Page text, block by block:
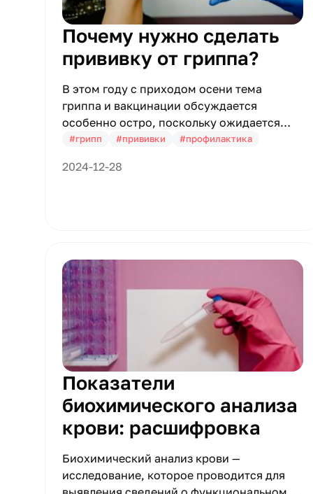
Почему нужно сделать
прививку от гриппа?
В этом году с приходом осени тема
гриппа и вакцинации обсуждается
особенно остро, поскольку ожидается
одновременная циркуляция сезонной
власти объявили открытие прививочной
#грипп #прививки #профилактика
2024-12-28
Показатели
биохимического анализа
крови: расшифровка
Биохимический анализ крови —
исследование, которое проводится для